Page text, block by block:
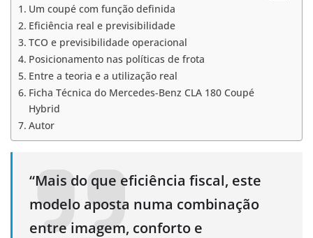
Um coupé com função definida
Eficiência real e previsibilidade
TCO e previsibilidade operacional
Posicionamento nas políticas de frota
Entre a teoria e a utilização real
Ficha Técnica do Mercedes-Benz CLA 180 Coupé
Hybrid
Autor
“Mais do que eficiência fiscal, este
modelo aposta numa combinação
entre imagem, conforto e